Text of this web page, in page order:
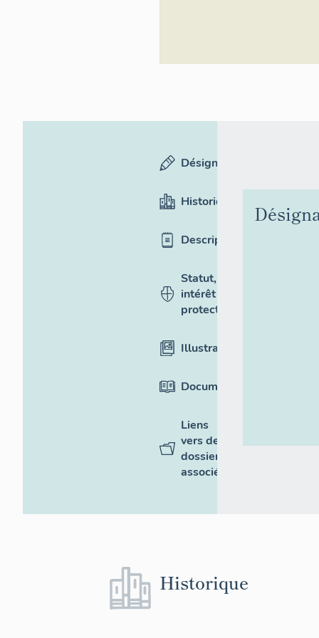
Désignation
Historique
Description
Statut,
intérêt et
protection
Illustrations
Documentation
Liens
vers des
dossiers
associés
Historique